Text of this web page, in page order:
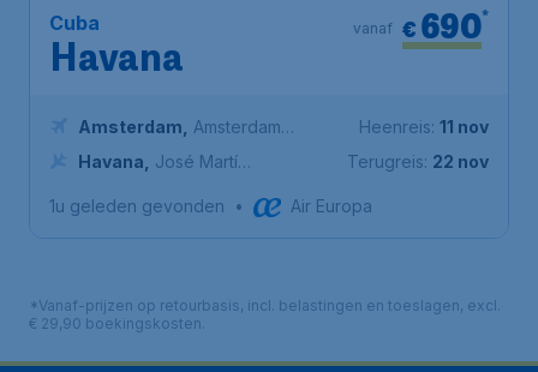
Cuba
Havana
€ 690*
vanaf
Amsterdam
Amsterdam
Airport Schiphol
Havana
José Martí
Heenreis: 11 nov
Terugreis: 22 nov
1u geleden gevonden • Air Europa
*Vanaf-prijzen op retourbasis, incl. belastingen en toeslagen, excl.
€ 29,90 boekingskosten.